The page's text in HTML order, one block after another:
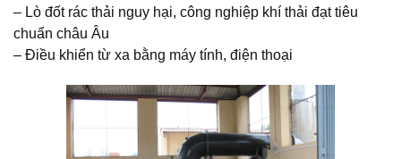
– Lò đốt rác thải nguy hại, công nghiệp khí thải đạt tiêu
chuẩn châu Âu
– Điều khiển từ xa bằng máy tính, điện thoại